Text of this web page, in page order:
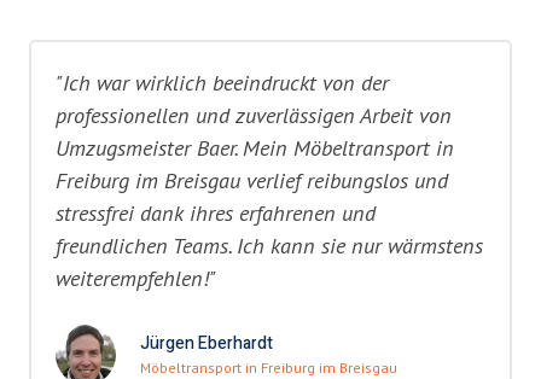
"Ich war wirklich beeindruckt von der
professionellen und zuverlässigen Arbeit von
Umzugsmeister Baer. Mein Möbeltransport in
Freiburg im Breisgau verlief reibungslos und
stressfrei dank ihres erfahrenen und
freundlichen Teams. Ich kann sie nur wärmstens
weiterempfehlen!"
Jürgen Eberhardt
Möbeltransport in Freiburg im Breisgau